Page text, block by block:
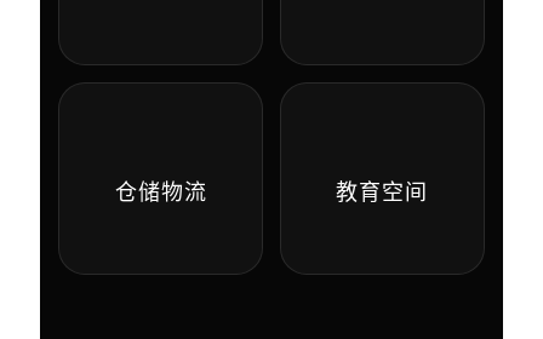
仓储物流 教育空间